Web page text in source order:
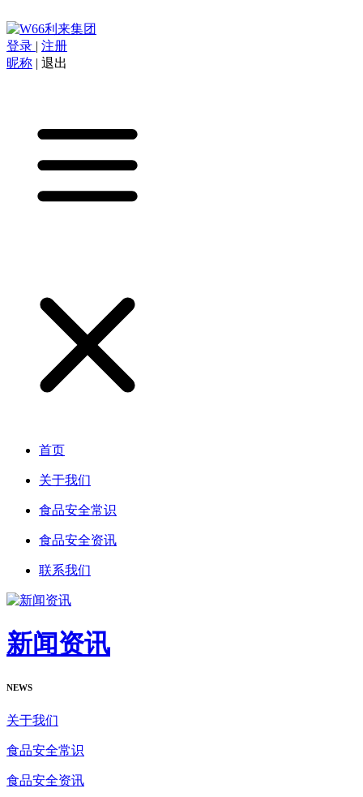
登录 | 注册
昵称 | 退出
首页
关于我们
食品安全常识
食品安全资讯
联系我们
新闻资讯
NEWS
关于我们
食品安全常识
食品安全资讯